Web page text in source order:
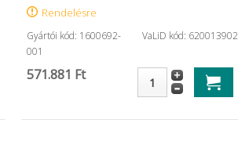
Rendelésre
Gyártói kód: 1600692-
001
VaLiD kód: 620013902
571.881 Ft